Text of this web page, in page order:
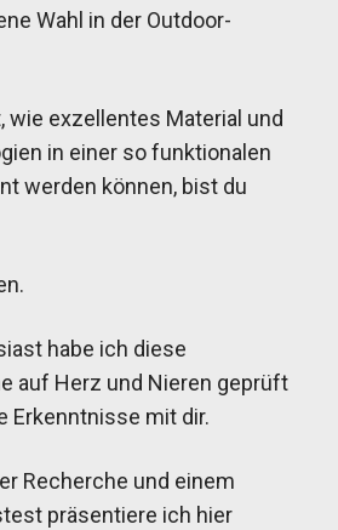
Wahl in der Outdoor-
wie exzellentes Material und
in einer so funktionalen
werden können, bist du
habe ich diese
auf Herz und Nieren geprüft
Erkenntnisse mit dir.
Recherche und einem
präsentiere ich hier